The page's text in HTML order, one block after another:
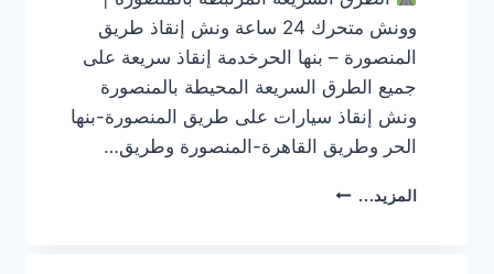
وونش متحرك 24 ساعة ونش إنقاذ طريق
المنصورة – بنها الحرخدمة إنقاذ سريعة على
جميع الطرق السريعة المحيطة بالمنصورة
ونش إنقاذ سيارات على طريق المنصورة-بنها
الحر وطريق القاهرة-المنصورة وطريق…
المزيد... ونش